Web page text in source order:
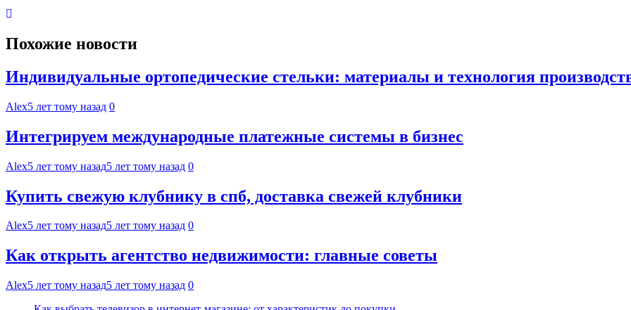
Похожие новости
Индивидуальные ортопедические стельки: материалы и технология
Alex5 лет тому назад 0
Интегрируем международные платежные системы в бизнес
Alex5 лет тому назад5 лет тому назад 0
Купить свежую клубнику в спб, доставка свежей клубники
Alex5 лет тому назад5 лет тому назад 0
Как открыть агентство недвижимости: главные советы
Alex5 лет тому назад5 лет тому назад 0